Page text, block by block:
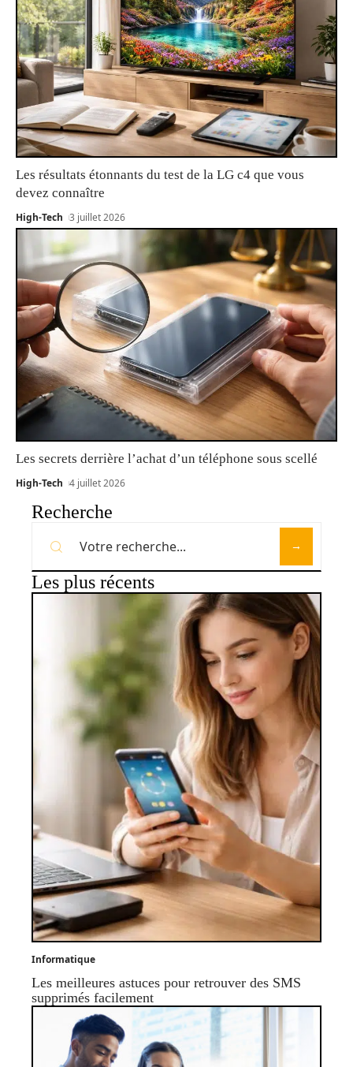
Les résultats étonnants du test de la LG c4 que vous
devez connaître
High-Tech 3 juillet 2026
Les secrets derrière l’achat d’un téléphone sous scellé
High-Tech 4 juillet 2026
Recherche
Les plus récents
Informatique
Les meilleures astuces pour retrouver des SMS
supprimés facilement